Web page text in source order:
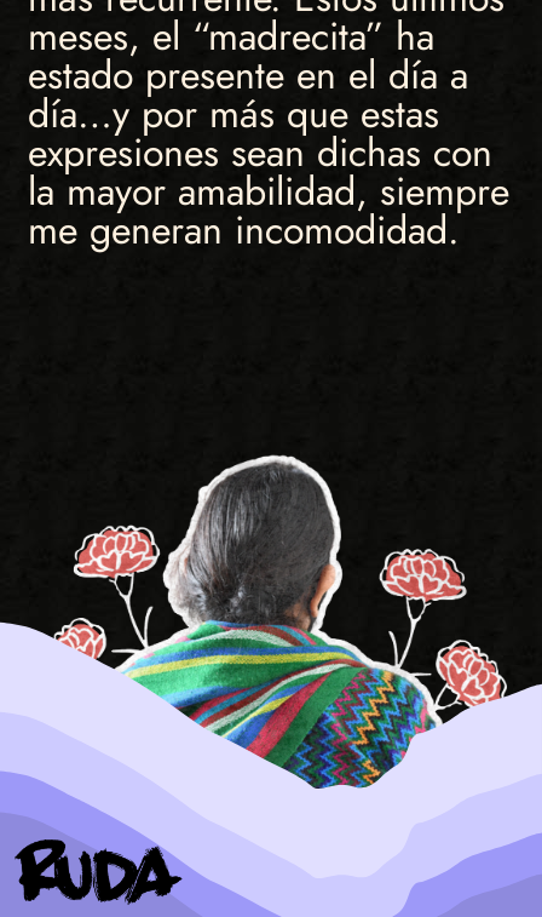
meses, el “madrecita” ha
estado presente en el día a
día…y por más que estas
expresiones sean dichas con
la mayor amabilidad, siempre
me generan incomodidad.